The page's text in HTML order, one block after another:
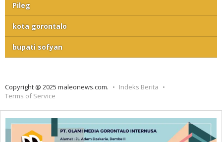
Pileg
kota gorontalo
bupati sofyan
Copyright @ 2025 maleonews.com.
Indeks Berita
Terms of Service